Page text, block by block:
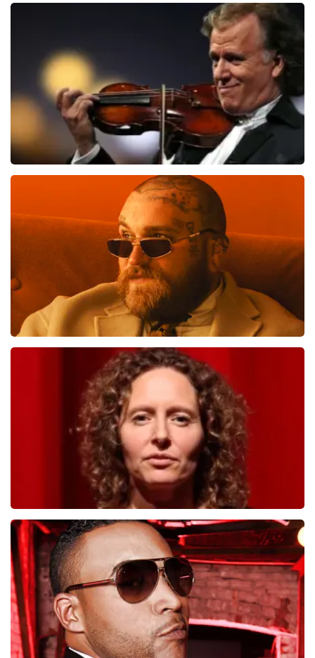
BESTEL NU
laatste 30 minuten
BESTEL NU
Teddy Swims
laatste 30 minuten
BESTEL NU
Esther van der Voort
546laatste 30 minuten
BESTEL NU